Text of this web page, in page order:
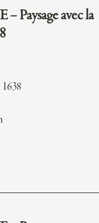
Paysage avec la
1638